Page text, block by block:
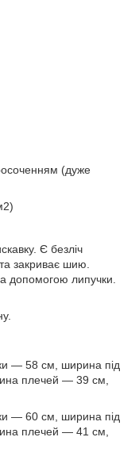
(дуже
)
Є безліч
закриває шию.
допомогою липучки.
— 58 см, ширина під
плечей — 39 см,
— 60 см, ширина під
плечей — 41 см,